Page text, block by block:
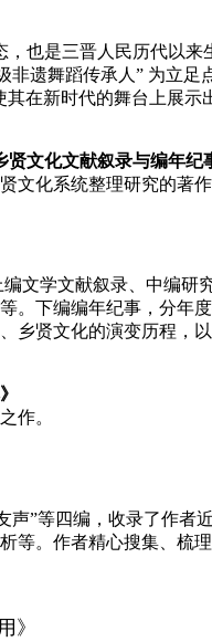
是三晋人民历代以来
舞蹈传承人” 为立足
在新时代的舞台上展示
贤文化文献叙录与编年纪
文化系统整理研究的著作
学文献叙录、中编研
下编编年纪事，分年
贤文化的演变历程，
作。
”等四编，收录了作
。作者精心搜集、梳
》